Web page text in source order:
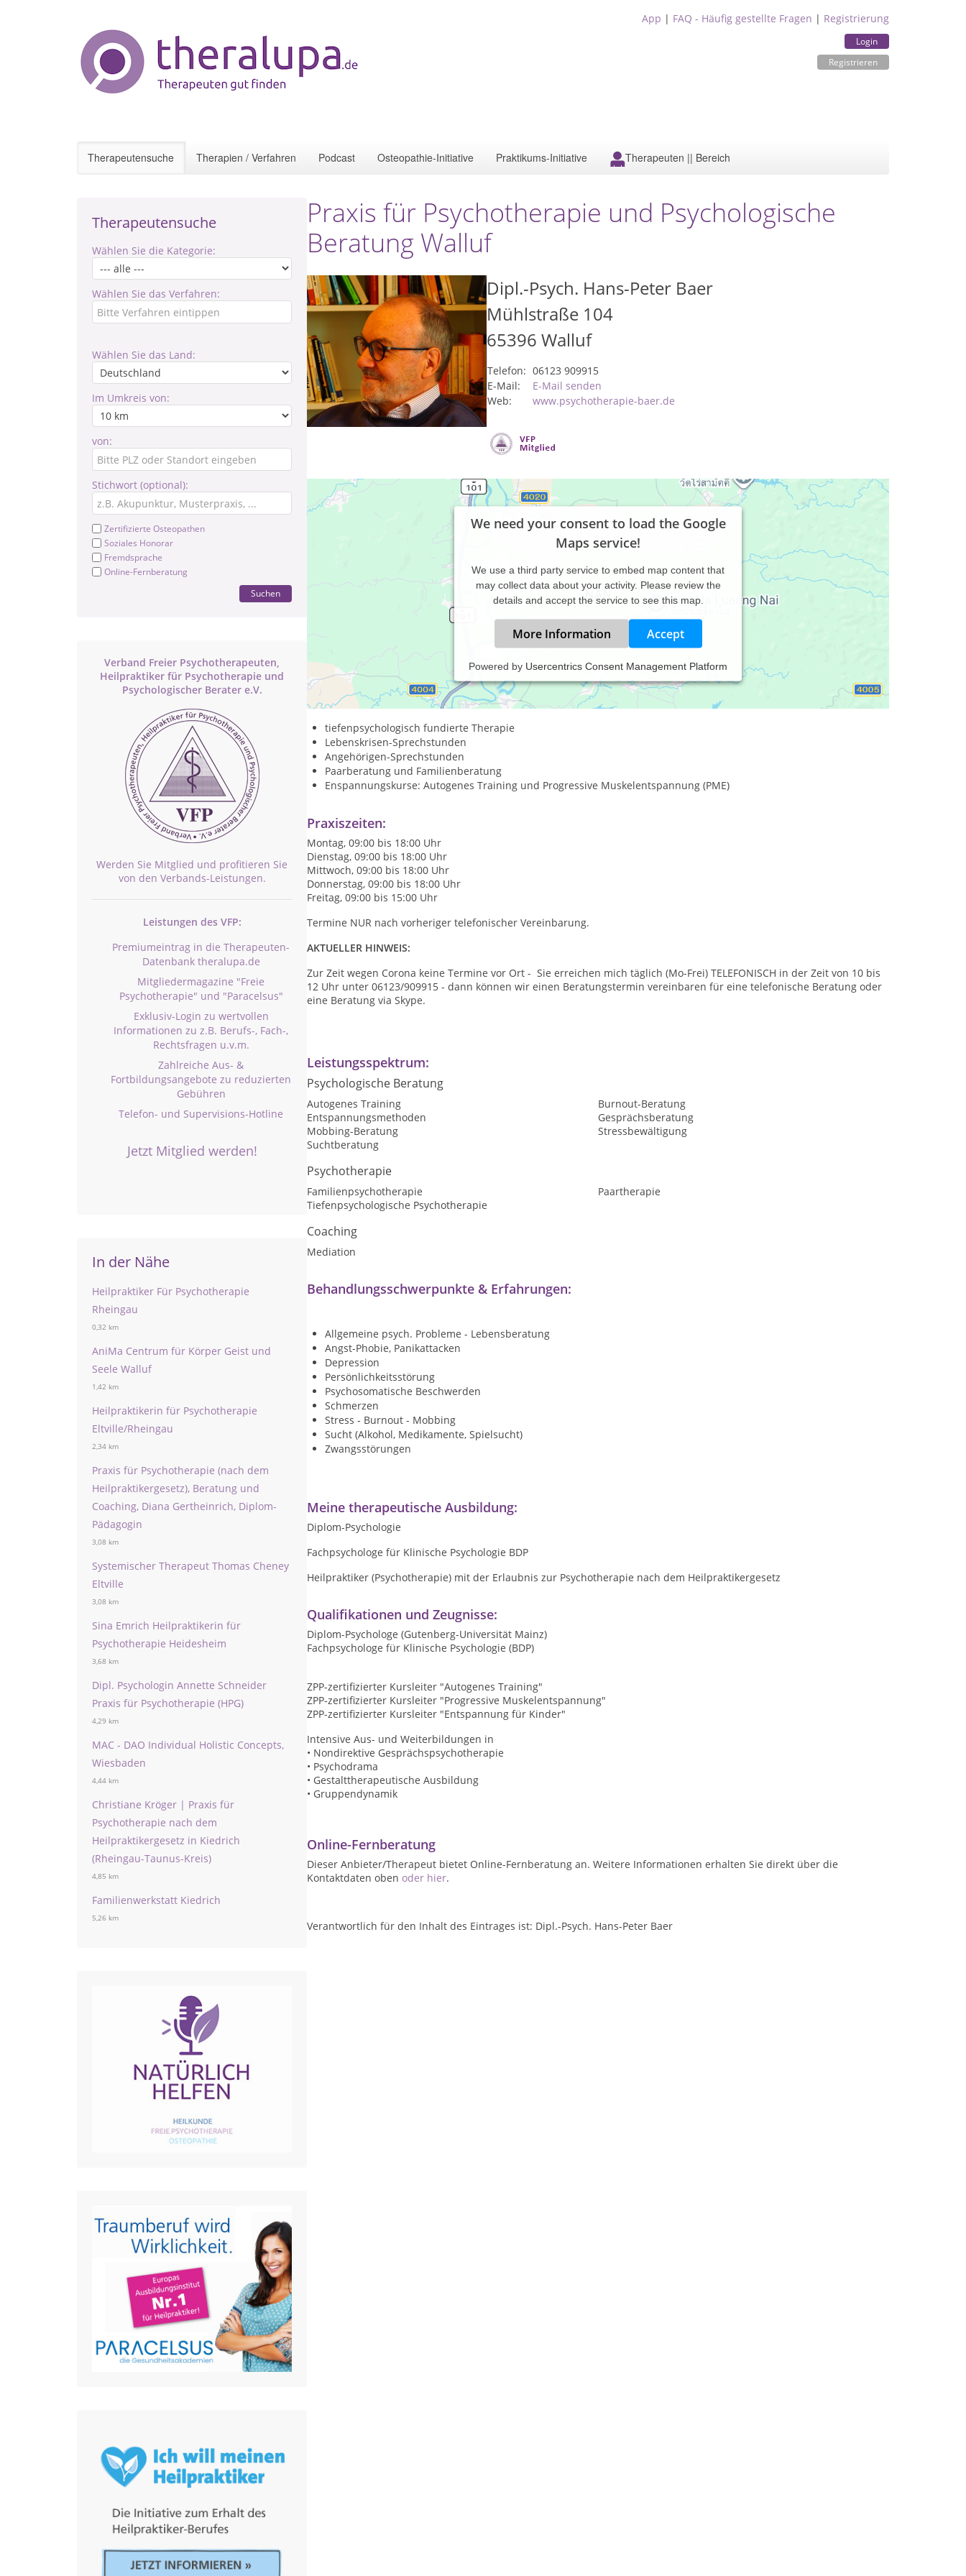
App | FAQ - Häufig gestellte Fragen | Registrierung
Login
Registrieren
Therapeutensuche Therapien / Verfahren Podcast Osteopathie-Initiative Praktikums-Initiative Therapeuten || Bereich
Therapeutensuche
Wählen Sie die Kategorie:
Wählen Sie das Verfahren:
Wählen Sie das Land:
Im Umkreis von:
von:
Stichwort (optional):
Zertifizierte Osteopathen
Soziales Honorar
Fremdsprache
Online-Fernberatung
Suchen
Verband Freier Psychotherapeuten,
Heilpraktiker für Psychotherapie und
Psychologischer Berater e.V.
Werden Sie Mitglied und profitieren Sie
von den Verbands-Leistungen.
Leistungen des VFP:
Premiumeintrag in die Therapeuten-
Datenbank theralupa.de
Mitgliedermagazine "Freie
Psychotherapie" und "Paracelsus"
Exklusiv-Login zu wertvollen
Informationen zu z.B. Berufs-, Fach-,
Rechtsfragen u.v.m.
Zahlreiche Aus- &
Fortbildungsangebote zu reduzierten
Gebühren
Telefon- und Supervisions-Hotline
Jetzt Mitglied werden!
In der Nähe
Heilpraktiker Für Psychotherapie
Rheingau
0,32 km
AniMa Centrum für Körper Geist und
Seele Walluf
1,42 km
Heilpraktikerin für Psychotherapie
Eltville/Rheingau
2,34 km
Praxis für Psychotherapie (nach dem
Heilpraktikergesetz), Beratung und
Coaching, Diana Gertheinrich, Diplom-
Pädagogin
3,08 km
Systemischer Therapeut Thomas Cheney
Eltville
3,08 km
Sina Emrich Heilpraktikerin für
Psychotherapie Heidesheim
3,68 km
Dipl. Psychologin Annette Schneider
Praxis für Psychotherapie (HPG)
4,29 km
MAC - DAO Individual Holistic Concepts,
Wiesbaden
4,44 km
Christiane Kröger | Praxis für
Psychotherapie nach dem
Heilpraktikergesetz in Kiedrich
(Rheingau-Taunus-Kreis)
4,85 km
Familienwerkstatt Kiedrich
5,26 km
Praxis für Psychotherapie und Psychologische
Beratung Walluf
Dipl.-Psych. Hans-Peter Baer
Mühlstraße 104
65396 Walluf
Telefon: 06123 909915
E-Mail:
E-Mail senden
Web:
www.psychotherapie-baer.de
We need your consent to load the Google
Maps service!
We use a third party service to embed map content that
may collect data about your activity. Please review the
details and accept the service to see this map.
More Information Accept
Powered by Usercentrics Consent Management Platform
Als Diplom-Psychologe biete ich
- AKTUELL AUCH ONLINE-BERATUNG per Telefon oder Skype -
tiefenpsychologisch fundierte Therapie
Lebenskrisen-Sprechstunden
Angehörigen-Sprechstunden
Paarberatung und Familienberatung
Enspannungskurse: Autogenes Training und Progressive Muskelentspannung (PME)
Praxiszeiten:
Montag, 09:00 bis 18:00 Uhr
Dienstag, 09:00 bis 18:00 Uhr
Mittwoch, 09:00 bis 18:00 Uhr
Donnerstag, 09:00 bis 18:00 Uhr
Freitag, 09:00 bis 15:00 Uhr
Termine NUR nach vorheriger telefonischer Vereinbarung.
AKTUELLER HINWEIS:
Zur Zeit wegen Corona keine Termine vor Ort - Sie erreichen mich täglich (Mo-Frei) TELEFONISCH in der Zeit von 10 bis
12 Uhr unter 06123/909915 - dann können wir einen Beratungstermin vereinbaren für eine telefonische Beratung oder
eine Beratung via Skype.
Leistungsspektrum:
Psychologische Beratung
Autogenes Training
Burnout-Beratung
Entspannungsmethoden
Gesprächsberatung
Mobbing-Beratung
Stressbewältigung
Suchtberatung
Psychotherapie
Familienpsychotherapie
Paartherapie
Tiefenpsychologische Psychotherapie
Coaching
Mediation
Behandlungsschwerpunkte & Erfahrungen:
Allgemeine psych. Probleme - Lebensberatung
Angst-Phobie, Panikattacken
Depression
Persönlichkeitsstörung
Psychosomatische Beschwerden
Schmerzen
Stress - Burnout - Mobbing
Sucht (Alkohol, Medikamente, Spielsucht)
Zwangsstörungen
Meine therapeutische Ausbildung:
Diplom-Psychologie
Fachpsychologe für Klinische Psychologie BDP
Heilpraktiker (Psychotherapie) mit der Erlaubnis zur Psychotherapie nach dem Heilpraktikergesetz
Qualifikationen und Zeugnisse:
Diplom-Psychologe (Gutenberg-Universität Mainz)
Fachpsychologe für Klinische Psychologie (BDP)
ZPP-zertifizierter Kursleiter "Autogenes Training"
ZPP-zertifizierter Kursleiter "Progressive Muskelentspannung"
ZPP-zertifizierter Kursleiter "Entspannung für Kinder"
Intensive Aus- und Weiterbildungen in
• Nondirektive Gesprächspsychotherapie
• Psychodrama
• Gestalttherapeutische Ausbildung
• Gruppendynamik
Online-Fernberatung
Dieser Anbieter/Therapeut bietet Online-Fernberatung an. Weitere Informationen erhalten Sie direkt über die
Kontaktdaten oben oder hier.
Verantwortlich für den Inhalt des Eintrages ist: Dipl.-Psych. Hans-Peter Baer